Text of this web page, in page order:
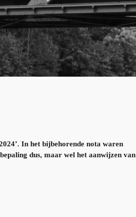
In het bijbehorende nota waren
dus, maar wel het aanwijzen van